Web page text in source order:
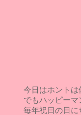
今日はホント
でもハッピー
毎年祝日の日に